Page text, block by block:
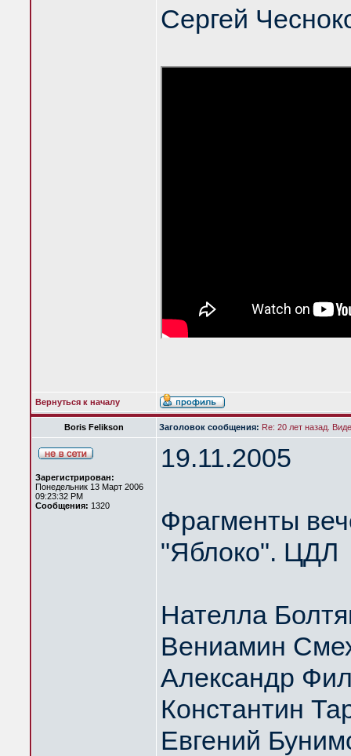
Сергей
Вернуться к началу
Boris Felikson Заголовок сообщения: Re: 20 лет назад.
Зарегистрирован:
Понедельник 13 Март 2006
09:23:32 PM
Сообщения: 1320
19.11.2005
Фрагменты
"Яблоко". ЦДЛ
Нателла
Вениамин
Александр
Константин
Евгений